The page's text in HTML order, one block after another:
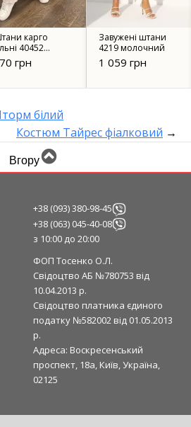
карго
40452
бежевий
грн
Завужені штани
4219 молочний
1 059 грн
білий
Костюм Тайрес фіалковий →
Вгору
+38 (093) 380-98-45
+38 (063) 045-40-08
з 10:00 до 20:00
ФОП Тосенко О.Л.
Свідоцтво АБ №780753 від
10.04.2013 р.
Свідоцтво платника єдиного
податку №582002 від 01.05.2013
р.
Адреса: Воскресенський
проспект, 18а, Київ, Україна,
02125